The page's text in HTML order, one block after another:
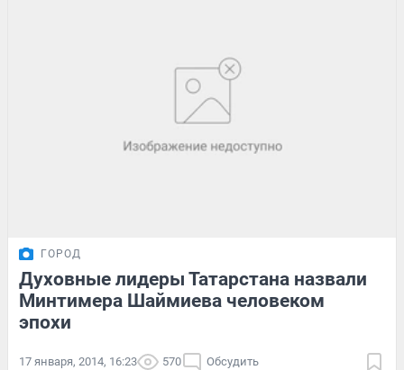
ГОРОД
Духовные лидеры Татарстана назвали
Минтимера Шаймиева человеком
эпохи
17 января, 2014, 16:23 570 Обсудить